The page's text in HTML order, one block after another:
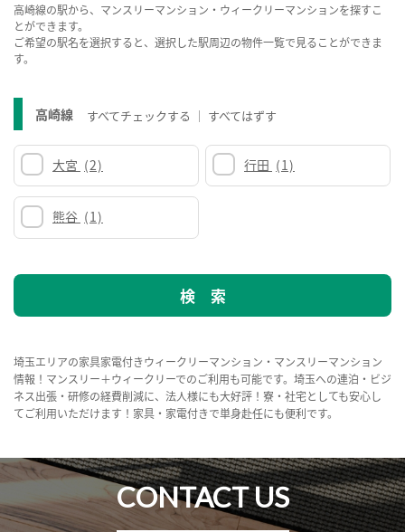
高崎線の駅から、マンスリーマンション・ウィークリーマンションを探すこ
とができます。
ご希望の駅名を選択すると、選択した駅周辺の物件一覧で見ることができま
す。
高崎線 すべてチェックする すべてはずす
大宮 (2) 行田 (1)
熊谷 (1)
埼玉エリアの家具家電付きウィークリーマンション・マンスリーマンション
情報！マンスリー＋ウィークリーでのご利用も可能です。埼玉への連泊・ビジ
ネス出張・研修の経費削減に、法人様にも大好評！寮・社宅としても安心し
てご利用いただけます！家具・家電付きで単身赴任にも便利です。
CONTACT US